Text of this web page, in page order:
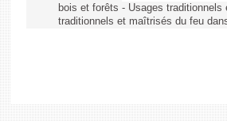
bois et forêts - Usages
traditionnels et maîtrisés du feu